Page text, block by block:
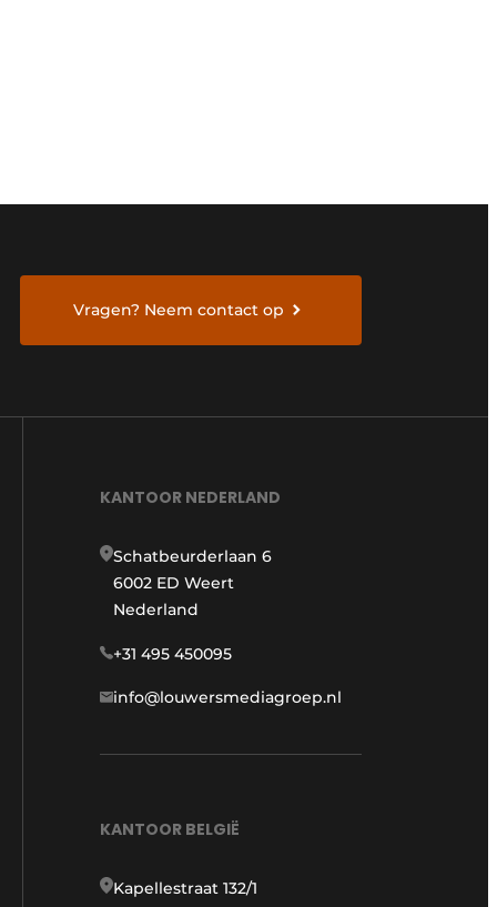
Vragen? Neem contact op
KANTOOR NEDERLAND
Schatbeurderlaan 6
6002 ED Weert
Nederland
+31 495 450095
info@louwersmediagroep.nl
KANTOOR BELGIË
Kapellestraat 132/1